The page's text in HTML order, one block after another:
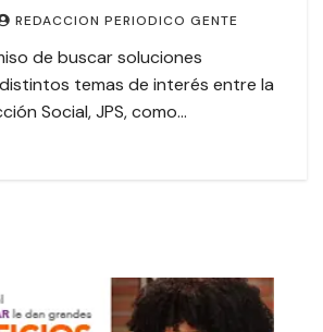
REDACCION PERIODICO GENTE
de buscar soluciones
temas de interés entre la
Social, JPS, como…